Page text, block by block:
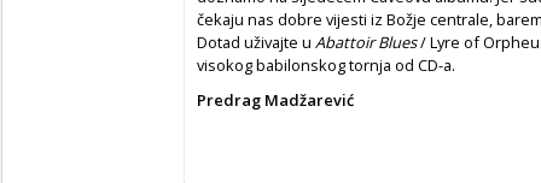
čekaju nas dobre vijesti iz Božje centrale,
Dotad uživajte u Abattoir Blues/ Lyre of
visokog babilonskog tornja od CD-a.
Predrag Madžarević